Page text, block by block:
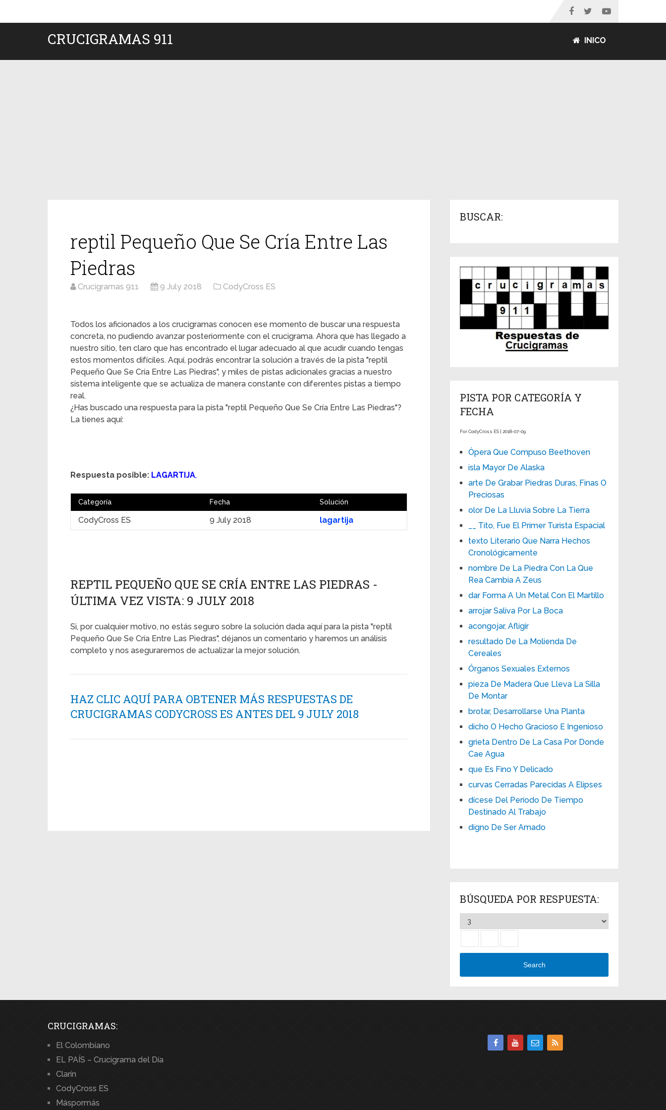
CRUCIGRAMAS 911 INICO
reptil Pequeño Que Se Cría Entre Las
Piedras
Crucigramas 911 9 July 2018 CodyCross ES
Todos los aficionados a los crucigramas conocen ese momento de buscar una respuesta
concreta, no pudiendo avanzar posteriormente con el crucigrama. Ahora que has llegado a
nuestro sitio, ten claro que has encontrado el lugar adecuado al que acudir cuando tengas
estos momentos difíciles. Aquí, podrás encontrar la solución a través de la pista "reptil
Pequeño Que Se Cría Entre Las Piedras", y miles de pistas adicionales gracias a nuestro
sistema inteligente que se actualiza de manera constante con diferentes pistas a tiempo
real.
¿Has buscado una respuesta para la pista "reptil Pequeño Que Se Cría Entre Las Piedras"?
La tienes aquí:
Respuesta posible: LAGARTIJA,
Categoría Fecha Solución
CodyCross ES 9 July 2018 lagartija
REPTIL PEQUEÑO QUE SE CRÍA ENTRE LAS PIEDRAS -
ÚLTIMA VEZ VISTA: 9 JULY 2018
Si, por cualquier motivo, no estás seguro sobre la solución dada aquí para la pista "reptil
Pequeño Que Se Cría Entre Las Piedras", déjanos un comentario y haremos un análisis
completo y nos aseguraremos de actualizar la mejor solución.
HAZ CLIC AQUÍ PARA OBTENER MÁS RESPUESTAS DE
CRUCIGRAMAS CODYCROSS ES ANTES DEL 9 JULY 2018
BUSCAR:
PISTA POR CATEGORÍA Y
FECHA
For CodyCross ES | 2018-07-09
Ópera Que Compuso Beethoven
isla Mayor De Alaska
arte De Grabar Piedras Duras, Finas O
Preciosas
olor De La Lluvia Sobre La Tierra
__ Tito, Fue El Primer Turista Espacial
texto Literario Que Narra Hechos
Cronológicamente
nombre De La Piedra Con La Que
Rea Cambia A Zeus
dar Forma A Un Metal Con El Martillo
arrojar Saliva Por La Boca
acongojar, Afligir
resultado De La Molienda De
Cereales
Órganos Sexuales Externos
pieza De Madera Que Lleva La Silla
De Montar
brotar, Desarrollarse Una Planta
dicho O Hecho Gracioso E Ingenioso
grieta Dentro De La Casa Por Donde
Cae Agua
que Es Fino Y Delicado
curvas Cerradas Parecidas A Elipses
dícese Del Período De Tiempo
Destinado Al Trabajo
digno De Ser Amado
BÚSQUEDA POR RESPUESTA:
Search
CRUCIGRAMAS:
El Colombiano
EL PAÍS – Crucigrama del Día
Clarín
CodyCross ES
Máspormás